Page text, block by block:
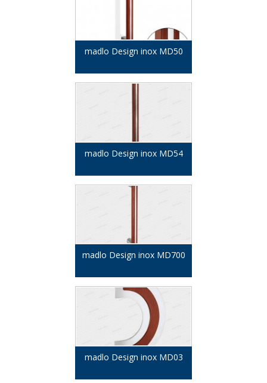
madlo Design inox MD50
madlo Design inox MD54
madlo Design inox MD700
madlo Design inox MD03